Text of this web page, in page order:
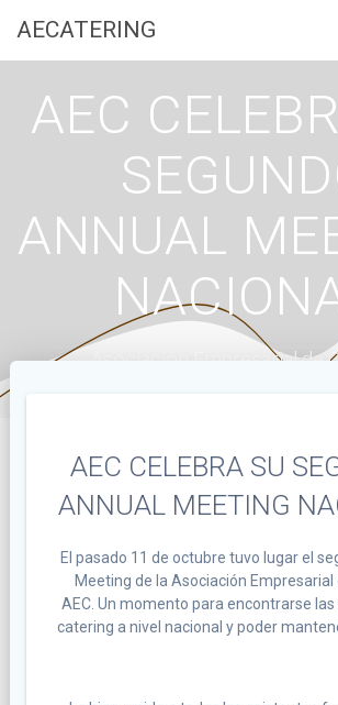
AECATERING
AEC
ANNUAL
Asociación Empresarial de
AEC CELEBRA SU
ANNUAL MEETING
El pasado 11 de octubre tuvo lugar el
Meeting de la Asociación Empresarial
AEC. Un momento para encontrarse
catering a nivel nacional y poder